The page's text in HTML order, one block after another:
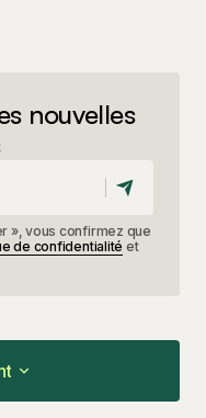
nouvelles
», vous confirmez que
de confidentialité et